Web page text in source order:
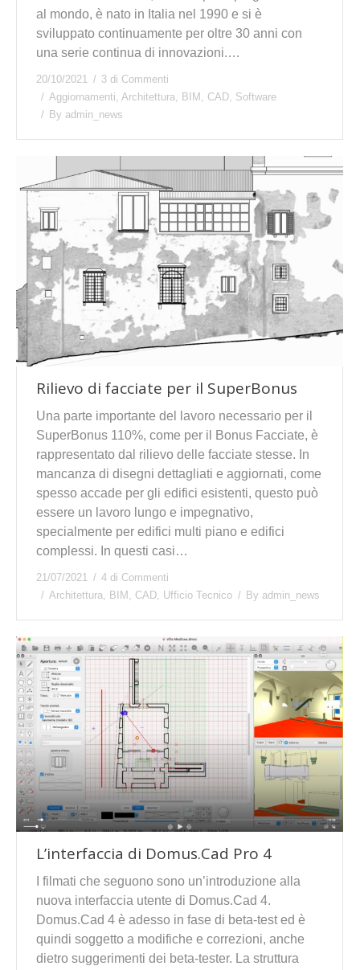
al mondo, è nato in Italia nel 1990 e si è
sviluppato continuamente per oltre 30 anni con
una serie continua di innovazioni.…
20/10/2021
3 di Commenti
Aggiornamenti Architettura BIM CAD Software
By admin_news
Rilievo di facciate per il SuperBonus
Una parte importante del lavoro necessario per il
SuperBonus 110%, come per il Bonus Facciate, è
rappresentato dal rilievo delle facciate stesse. In
mancanza di disegni dettagliati e aggiornati, come
spesso accade per gli edifici esistenti, questo può
essere un lavoro lungo e impegnativo,
specialmente per edifici multi piano e edifici
complessi. In questi casi…
21/07/2021
4 di Commenti
Architettura, BIM , CAD, Ufficio Tecnico By admin_news
L’interfaccia di Domus.Cad Pro 4
I filmati che seguono sono un’introduzione alla
nuova interfaccia utente di Domus.Cad 4.
Domus.Cad 4 è adesso in fase di beta-test ed è
quindi soggetto a modifiche e correzioni, anche
dietro suggerimenti dei beta-tester. La struttura